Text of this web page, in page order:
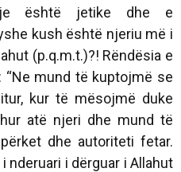
është jetike dhe e
kush është njeriu më i
(p.q.m.t.)?! Rëndësia e
“Ne mund të kuptojmë se
kur të mësojmë duke
atë njeri dhe mund të
dhe autoriteti fetar.
nderuari i dërguar i Allahut